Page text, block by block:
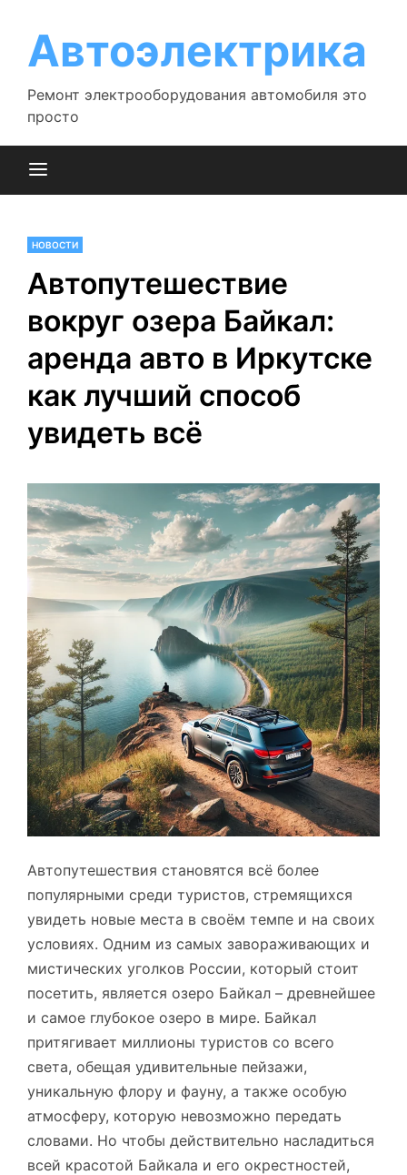
содержимому
Автоэлектрика
Ремонт электрооборудования автомобиля это
просто
НОВОСТИ
Автопутешествие
вокруг озера Байкал:
аренда авто в Иркутске
как лучший способ
увидеть всё
Автопутешествия становятся всё более
популярными среди туристов, стремящихся
увидеть новые места в своём темпе и на своих
условиях. Одним из самых завораживающих и
мистических уголков России, который стоит
посетить, является озеро Байкал – древнейшее
и самое глубокое озеро в мире. Байкал
притягивает миллионы туристов со всего
света, обещая удивительные пейзажи,
уникальную флору и фауну, а также особую
атмосферу, которую невозможно передать
словами. Но чтобы действительно насладиться
всей красотой Байкала и его окрестностей,